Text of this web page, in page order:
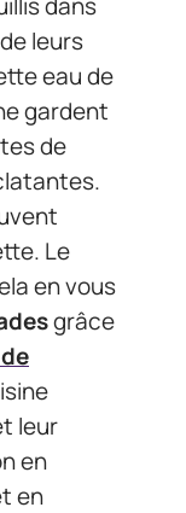
leurs
eau de
gardent
de
Le
en vous
grâce
leur
en
en